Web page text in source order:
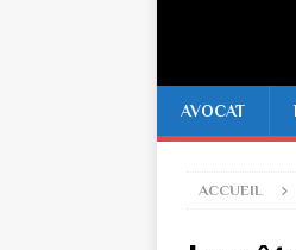
AVOCAT
ACCUEIL